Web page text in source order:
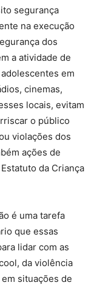
segurança
na execução
dos
a atividade de
em
cinemas,
locais, evitam
o público
violações dos
ações de
da Criança
é uma tarefa
que essas
lidar com as
da violência
situações de